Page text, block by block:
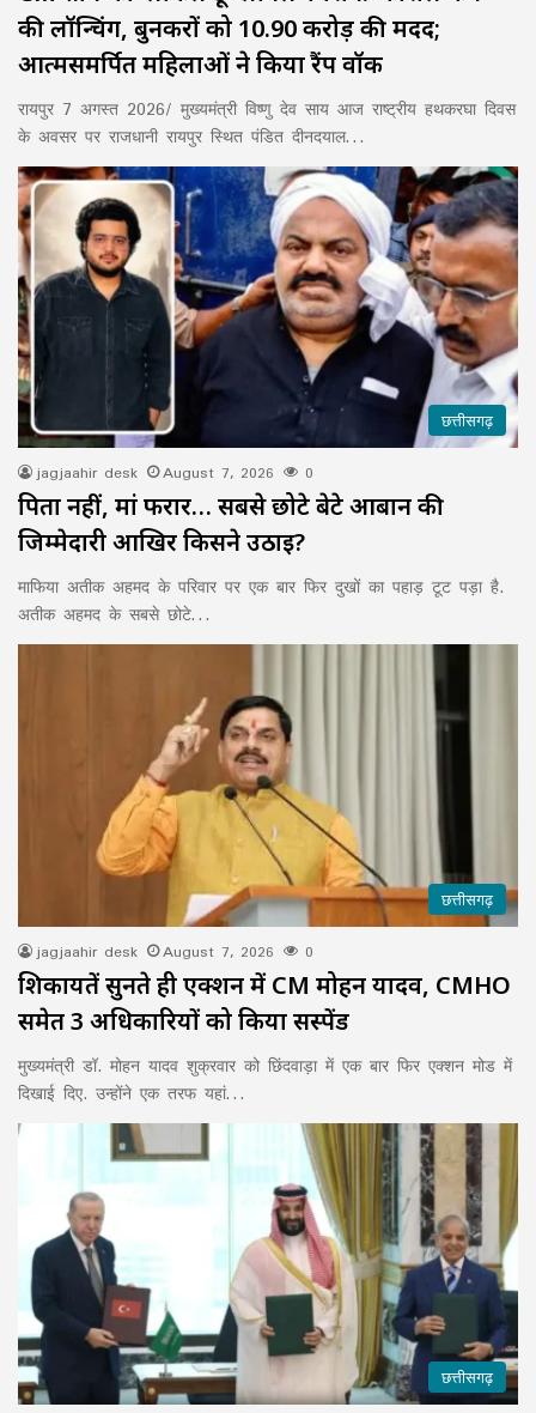
की लॉन्चिंग, बुनकरों को 10.90 करोड़ की मदद;
आत्मसमर्पित महिलाओं ने किया रैंप वॉक
रायपुर 7 अगस्त 2026/ मुख्यमंत्री विष्णु देव साय आज राष्ट्रीय हथकरघा दिवस
के अवसर पर राजधानी रायपुर स्थित पंडित दीनदयाल…
छत्तीसगढ़
jagjaahir desk August 7, 2026 0
पिता नहीं, मां फरार… सबसे छोटे बेटे आबान की
जिम्मेदारी आखिर किसने उठाई?
माफिया अतीक अहमद के परिवार पर एक बार फिर दुखों का पहाड़ टूट पड़ा है.
अतीक अहमद के सबसे छोटे…
छत्तीसगढ़
jagjaahir desk August 7, 2026 0
शिकायतें सुनते ही एक्शन में CM मोहन यादव, CMHO
समेत 3 अधिकारियों को किया सस्पेंड
मुख्यमंत्री डॉ. मोहन यादव शुक्रवार को छिंदवाड़ा में एक बार फिर एक्शन मोड में
दिखाई दिए. उन्होंने एक तरफ यहां…
छत्तीसगढ़